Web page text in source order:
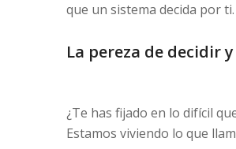
que un sistema decida por ti.
La pereza de decidir
¿Te has fijado en lo difícil
Estamos viviendo lo que